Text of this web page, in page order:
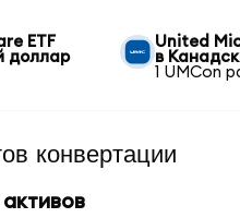
ETF
доллар
United
в
1 UMCon
конвертации